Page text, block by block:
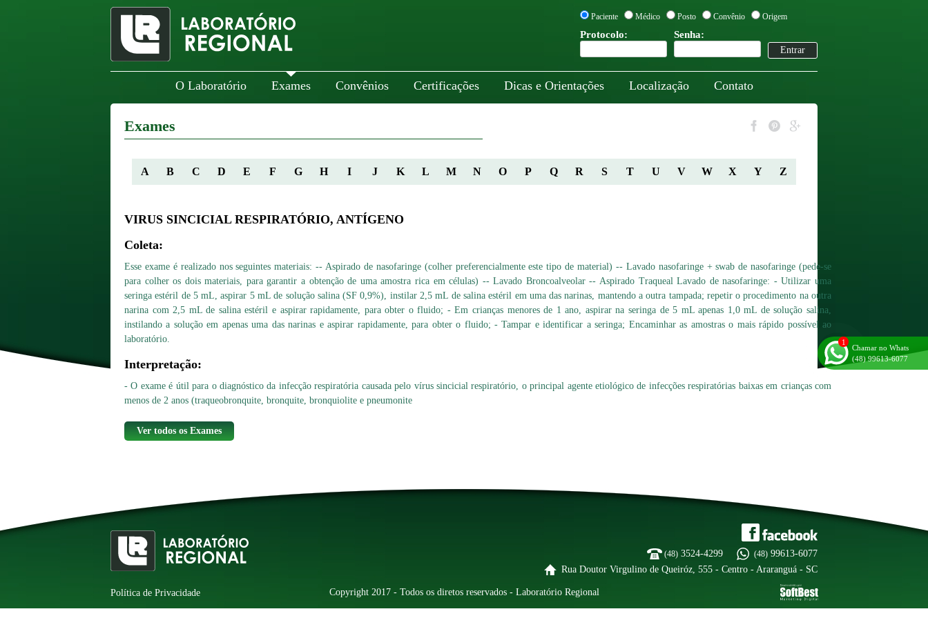
Paciente Médico Posto Convênio Origem
Protocolo: Senha:
O Laboratório Exames Convênios Certificações Dicas e Orientações Localização Contato
Exames
A B C D E F G H I J K L M N O P Q R S T U V W X Y Z
VIRUS SINCICIAL RESPIRATÓRIO, ANTÍGENO
Coleta:
Esse exame é realizado nos seguintes materiais: -- Aspirado de nasofaringe (colher preferencialmente este tipo de material) -- Lavado nasofaringe + swab de nasofaringe (pede-se
para colher os dois materiais, para garantir a obtenção de uma amostra rica em células) -- Lavado Broncoalveolar -- Aspirado Traqueal Lavado de nasofaringe: - Utilizar uma
seringa estéril de 5 mL, aspirar 5 mL de solução salina (SF 0,9%), instilar 2,5 mL de salina estéril em uma das narinas, mantendo a outra tampada; repetir o procedimento na outra
narina com 2,5 mL de salina estéril e aspirar rapidamente, para obter o fluido; - Em crianças menores de 1 ano, aspirar na seringa de 5 mL apenas 1,0 mL de solução salina,
instilando a solução em apenas uma das narinas e aspirar rapidamente, para obter o fluido; - Tampar e identificar a seringa; Encaminhar as amostras o mais rápido possível ao
laboratório.
Interpretação:
- O exame é útil para o diagnóstico da infecção respiratória causada pelo vírus sincicial respiratório, o principal agente etiológico de infecções respiratórias baixas em crianças com
menos de 2 anos (traqueobronquite, bronquite, bronquiolite e pneumonite
Ver todos os Exames
Chamar no Whats
(48) 99613-6077
(48) 3524-4299 (48) 99613-6077
Rua Doutor Virgulino de Queiróz, 555 - Centro - Araranguá - SC
Política de Privacidade Copyright 2017 - Todos os diretos reservados - Laboratório Regional